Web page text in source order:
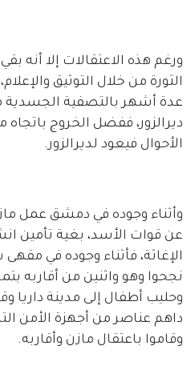
ورغم هذه الاعتقالات إلا أنه
الثورة من خلال التوثيق
عدة أشهر بالتصفية الجسدية
ديرالزور، ففضل الخروج
الأحوال فيعود لديرالزور.
وأثناء وجوده في دمشق عمل
عن قوات الأسد، بغية تأمين
الإغاثة، فأثناء وجوده في
نجحوا وهو واثنين من أقاربه
وحليب أطفال إلى مدينة داريا
داهم عناصر من أجهزة الأمن
وقاموا باعتقال مازن وأقاربه.